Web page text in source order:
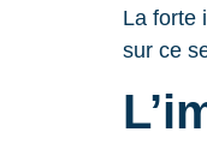
La forte
sur ce